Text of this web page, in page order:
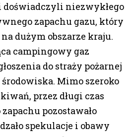
niezwykłego
zapachu gazu, który
dużym obszarze kraju.
campingowy gaz
do straży pożarnej
środowiska. Mimo szeroko
przez długi czas
pozostawało
spekulacje i obawy